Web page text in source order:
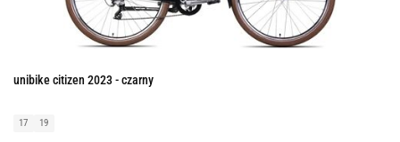
unibike citizen 2023 - czarny
17 19